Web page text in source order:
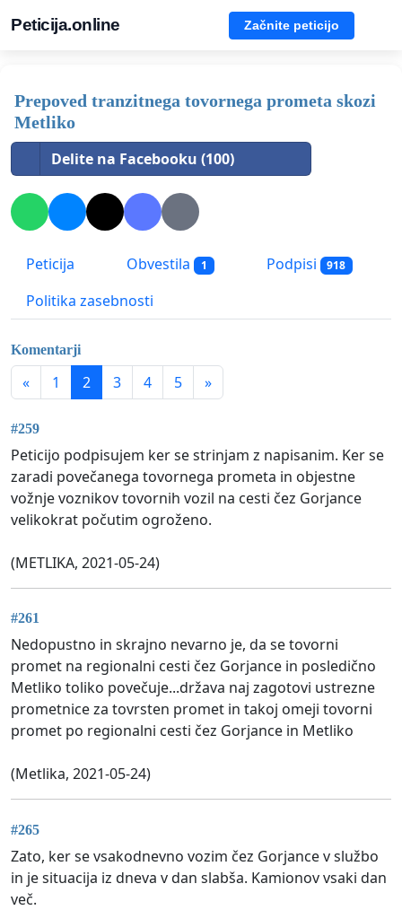
Peticija.online Začnite peticijo
Prepoved tranzitnega tovornega prometa skozi
Metliko
Delite na Facebooku (100)
Peticija Obvestila 1 Podpisi 918
Politika zasebnosti
Komentarji
« 1 2 3 4 5 »
#259
Peticijo podpisujem ker se strinjam z napisanim. Ker se
zaradi povečanega tovornega prometa in objestne
vožnje voznikov tovornih vozil na cesti čez Gorjance
velikokrat počutim ogroženo.
(METLIKA, 2021-05-24)
#261
Nedopustno in skrajno nevarno je, da se tovorni
promet na regionalni cesti čez Gorjance in posledično
Metliko toliko povečuje...država naj zagotovi ustrezne
prometnice za tovrsten promet in takoj omeji tovorni
promet po regionalni cesti čez Gorjance in Metliko
(Metlika, 2021-05-24)
#265
Zato, ker se vsakodnevno vozim čez Gorjance v službo
in je situacija iz dneva v dan slabša. Kamionov vsaki dan
več.